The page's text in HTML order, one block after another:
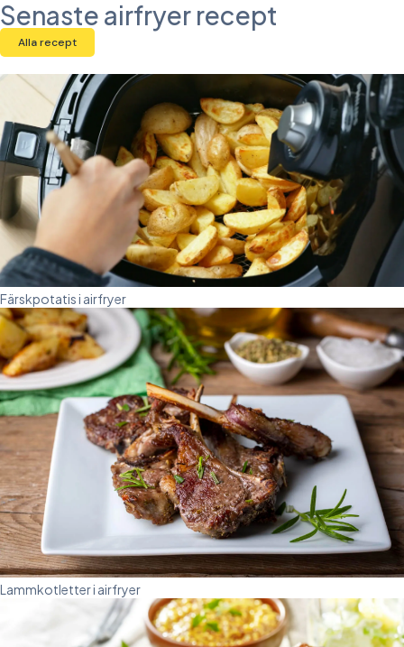
Senaste airfryer recept
Alla recept
Färskpotatis i airfryer
Lammkotletter i airfryer